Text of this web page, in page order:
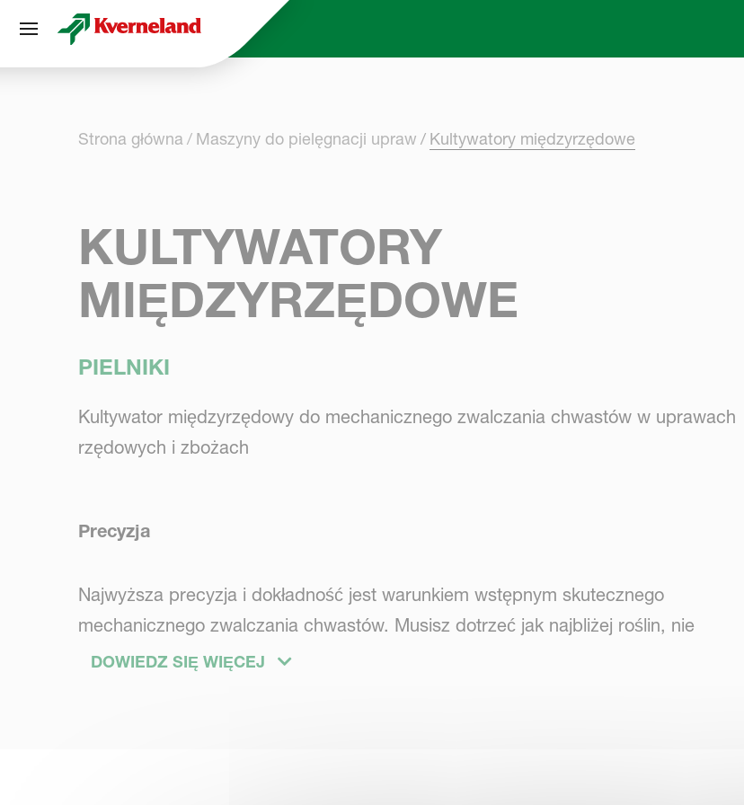
Strona główna Maszyny do pielęgnacji upraw Kultywatory międzyrzędowe
KULTYWATORY
MIĘDZYRZĘDOWE
PIELNIKI
Kultywator międzyrzędowy do mechanicznego zwalczania chwastów w uprawach
rzędowych i zbożach
Precyzja
Najwyższa precyzja i dokładność jest warunkiem wstępnym skutecznego
mechanicznego zwalczania chwastów. Musisz dotrzeć jak najbliżej roślin, nie
uszkadzając ich. Onyx zapewnia prostą linię i sztywność narzędzi roboczych, co nie
DOWIEDZ SIĘ WIĘCEJ
Panel zarządzania plikami cookies